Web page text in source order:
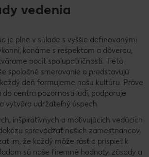
vedenia
je plne v súlade s vyššie definovanými
konáme s rešpektom a dôverou,
pocit spolupatričnosti. Tieto
spoločné smerovanie a predstavujú
deň formujeme našu kultúru. Práve
do centra pozornosti ľudí, podporuje
vytvára udržateľný úspech.
inšpiratívnych a motivujúcich vedúcich
sprevádzať našich zamestnancov,
im, že každý môže rásť a prispieť k
sú naše firemné hodnoty, zásady a